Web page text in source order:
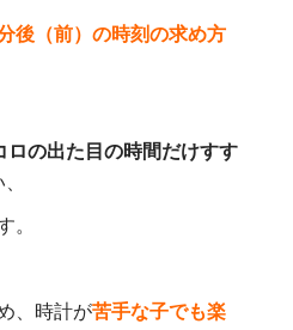
後（前）の時刻の求め方
ロの出た目の時間だけすす
、時計が苦手な子でも楽